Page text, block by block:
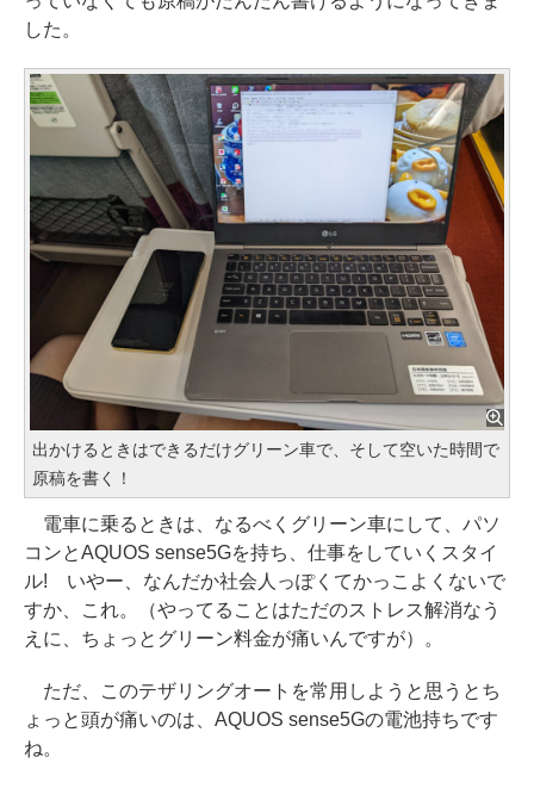
した。
出かけるときはできるだけグリーン車で、そして空いた時間で
原稿を書く！
電車に乗るときは、なるべくグリーン車にして、パソ
コンとAQUOS sense5Gを持ち、仕事をしていくスタイ
ル! いやー、なんだか社会人っぽくてかっこよくないで
すか、これ。（やってることはただのストレス解消なう
えに、ちょっとグリーン料金が痛いんですが）。
ただ、このテザリングオートを常用しようと思うとち
ょっと頭が痛いのは、AQUOS sense5Gの電池持ちです
ね。